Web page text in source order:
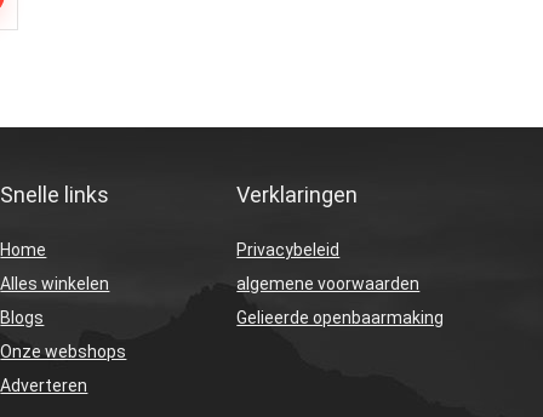
Snelle links
Home
Alles winkelen
Blogs
Onze webshops
Adverteren
Verklaringen
Privacybeleid
algemene voorwaarden
Gelieerde openbaarmaking